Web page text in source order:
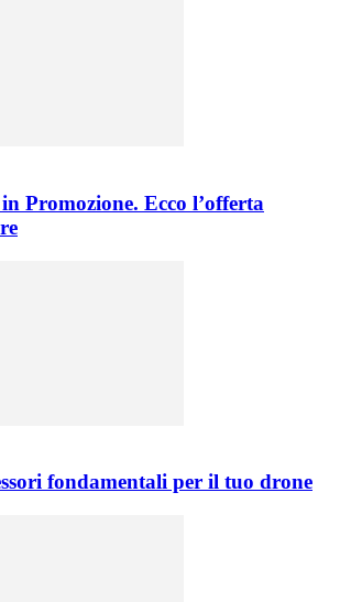
Promozione. Ecco l’offerta
fondamentali per il tuo drone